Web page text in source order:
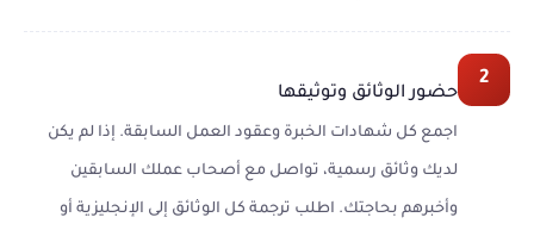
2
حضور الوثائق وتوثيقها
اجمع كل شهادات الخبرة وعقود العمل السابقة. إذا لم يكن
لديك وثائق رسمية، تواصل مع أصحاب عملك السابقين
وأخبرهم بحاجتك. اطلب ترجمة كل الوثائق إلى الإنجليزية أو